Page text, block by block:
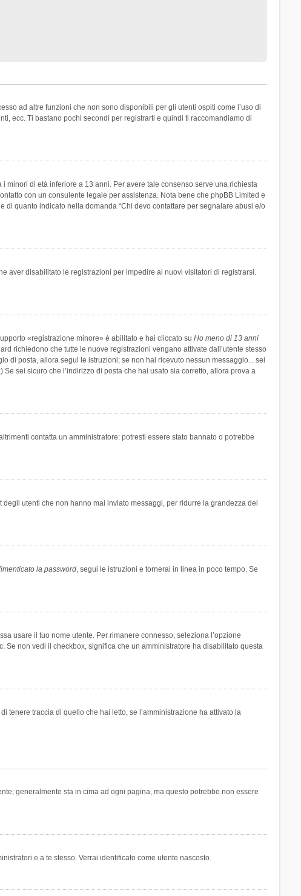
ad altre funzioni che non sono disponibili per gli utenti ospiti come l’uso di
ecc. Ti bastano pochi secondi per registrarti e quindi ti raccomandiamo di
di età inferiore a 13 anni. Per avere tale consenso serve una richiesta
con un consulente legale per assistenza. Nota bene che phpBB Limited e
quanto indicato nella domanda “Chi devo contattare per segnalare abusi e/o
aver disabilitato le registrazioni per impedire ai nuovi visitatori di registrarsi.
«registrazione minore» è abilitato e hai cliccato su Ho meno di 13 anni
richiedono che tutte le nuove registrazioni vengano attivate dall’utente stesso
di posta, allora segui le istruzioni; se non hai ricevuto nessun messaggio... sei
sei sicuro che l’indirizzo di posta che hai usato sia corretto, allora prova a
contatta un amministratore: potresti essere stato bannato o potrebbe
utenti che non hanno mai inviato messaggi, per ridurre la grandezza del
la password, segui le istruzioni e tornerai in linea in poco tempo. Se
usare il tuo nome utente. Per rimanere connesso, seleziona l’opzione
non vedi il checkbox, significa che un amministratore ha disabilitato questa
tenere traccia di quello che hai letto, se l’amministrazione ha attivato la
generalmente sta in cima ad ogni pagina, ma questo potrebbe non essere
e a te stesso. Verrai identificato come utente nascosto.